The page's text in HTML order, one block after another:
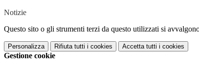
Notizie
Questo sito o gli strumenti terzi da questo utilizzati si
Personalizza Rifiuta tutti i cookies Accetta tutti i cookies
Gestione cookie